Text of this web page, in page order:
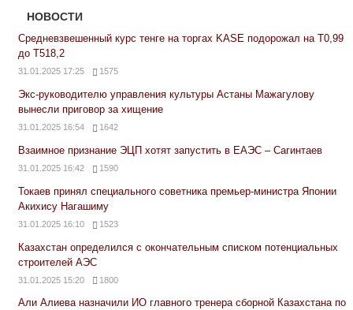
НОВОСТИ
Средневзвешенный курс тенге на торгах KASE подорожал на Т0,99
до Т518,2
31.01.2025 17:25 1575
Экс-руководителю управления культуры Астаны Мажагулову
вынесли приговор за хищение
31.01.2025 16:54 1642
Взаимное признание ЭЦП хотят запустить в ЕАЭС – Сагинтаев
31.01.2025 16:42 1590
Токаев принял специального советника премьер-министра Японии
Акихису Нагашиму
31.01.2025 16:10 1523
Казахстан определился с окончательным списком потенциальных
строителей АЭС
31.01.2025 15:20 1800
Али Алиева назначили ИО главного тренера сборной Казахстана по